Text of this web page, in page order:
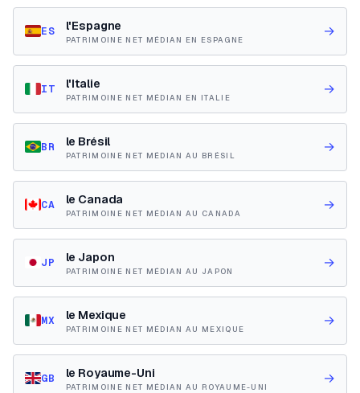
ES l'Espagne
PATRIMOINE NET MÉDIAN EN ESPAGNE →
IT l'Italie
PATRIMOINE NET MÉDIAN EN ITALIE →
BR le Brésil
PATRIMOINE NET MÉDIAN AU BRÉSIL →
CA le Canada
PATRIMOINE NET MÉDIAN AU CANADA →
JP le Japon
PATRIMOINE NET MÉDIAN AU JAPON →
MX le Mexique
PATRIMOINE NET MÉDIAN AU MEXIQUE →
GB le Royaume-Uni
PATRIMOINE NET MÉDIAN AU ROYAUME-UNI →